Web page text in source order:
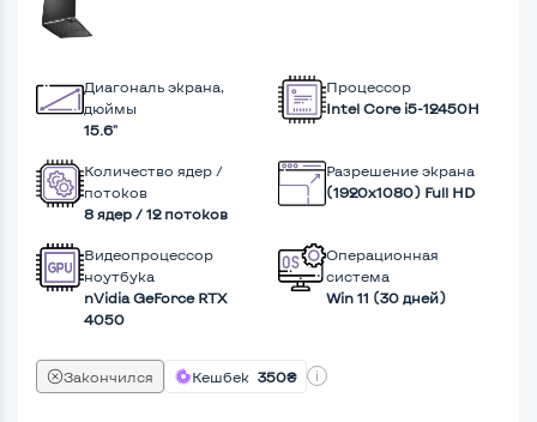
Диагональ экрана,
дюймы
15.6"
Процессор
Intel Core i5-12450H
Количество ядер /
потоков
8 ядер / 12 потоков
Разрешение экрана
(1920х1080) Full HD
Видеопроцессор
ноутбука
nVidia GeForce RTX
4050
Операционная
система
Win 11 (30 дней)
Закончился Кешбек 350₴